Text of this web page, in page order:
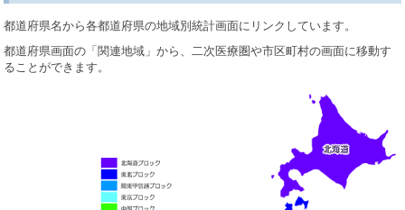
都道府県名から各都道府県の地域別統計画面にリンクしています。
都道府県画面の「関連地域」から、二次医療圏や市区町村の画面に移動す
ることができます。